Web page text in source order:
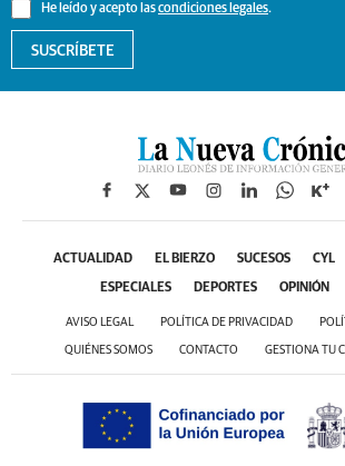
He leído y acepto lascondiciones legales.
SUSCRÍBETE
ACTUALIDAD EL BIERZO SUCESOS CYL
ESPECIALES DEPORTES OPINIÓN
AVISO LEGAL POLÍTICA DE PRIVACIDAD
QUIÉNES SOMOS CONTACTO GESTIONA TU